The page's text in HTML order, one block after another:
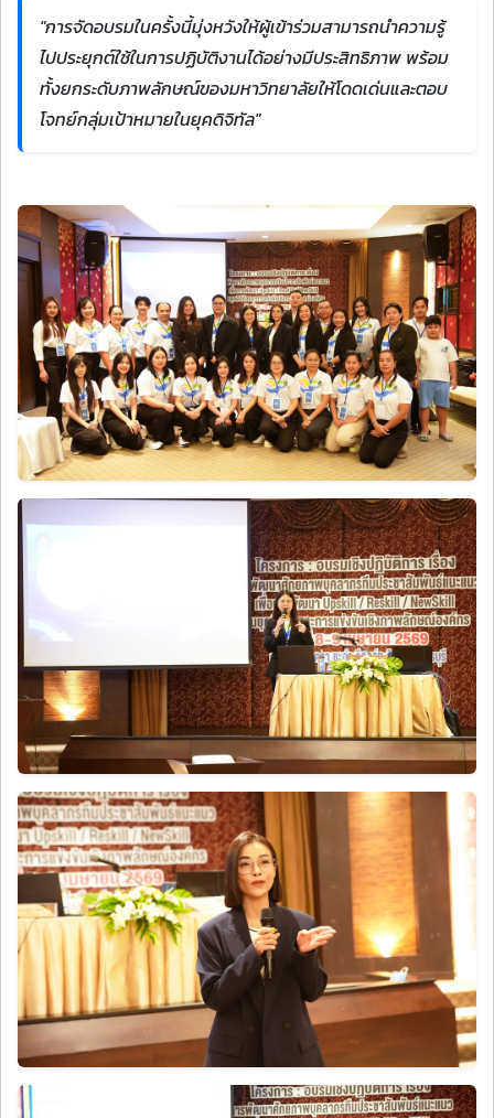
"การจัดอบรมในครั้งนี้มุ่งหวังให้ผู้เข้าร่วมสามารถนำความรู้
ไปประยุกต์ใช้ในการปฏิบัติงานได้อย่างมีประสิทธิภาพ พร้อม
ทั้งยกระดับภาพลักษณ์ของมหาวิทยาลัยให้โดดเด่นและตอบ
โจทย์กลุ่มเป้าหมายในยุคดิจิทัล"